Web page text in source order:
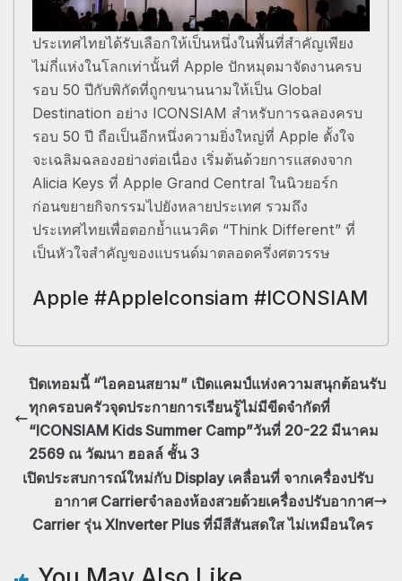
ประเทศไทยได้รับเลือกให้เป็นหนึ่งในพื้นที่สำคัญเพียง
ไม่กี่แห่งในโลกเท่านั้นที่ Apple ปักหมุดมาจัดงานครบ
รอบ 50 ปีกับพิกัดที่ถูกขนานนามให้เป็น Global
Destination อย่าง ICONSIAM สำหรับการฉลองครบ
รอบ 50 ปี ถือเป็นอีกหนึ่งความยิ่งใหญ่ที่ Apple ตั้งใจ
จะเฉลิมฉลองอย่างต่อเนื่อง เริ่มต้นด้วยการแสดงจาก
Alicia Keys ที่ Apple Grand Central ในนิวยอร์ก
ก่อนขยายกิจกรรมไปยังหลายประเทศ รวมถึง
ประเทศไทยเพื่อตอกย้ำแนวคิด “Think Different” ที่
เป็นหัวใจสำคัญของแบรนด์มาตลอดครึ่งศตวรรษ
Apple #AppleIconsiam #ICONSIAM
ปิดเทอมนี้ “ไอคอนสยาม” เปิดแคมป์แห่งความสนุกต้อนรับ
ทุกครอบครัวจุดประกายการเรียนรู้ไม่มีขีดจำกัดที่
“ICONSIAM Kids Summer Camp”วันที่ 20-22 มีนาคม
2569 ณ วัฒนา ฮอลล์ ชั้น 3
เปิดประสบการณ์ใหม่กับ Display เคลื่อนที่ จากเครื่องปรับ
อากาศ Carrierจำลองห้องสวยด้วยเครื่องปรับอากาศ
Carrier รุ่น XInverter Plus ที่มีสีสันสดใส ไม่เหมือนใคร